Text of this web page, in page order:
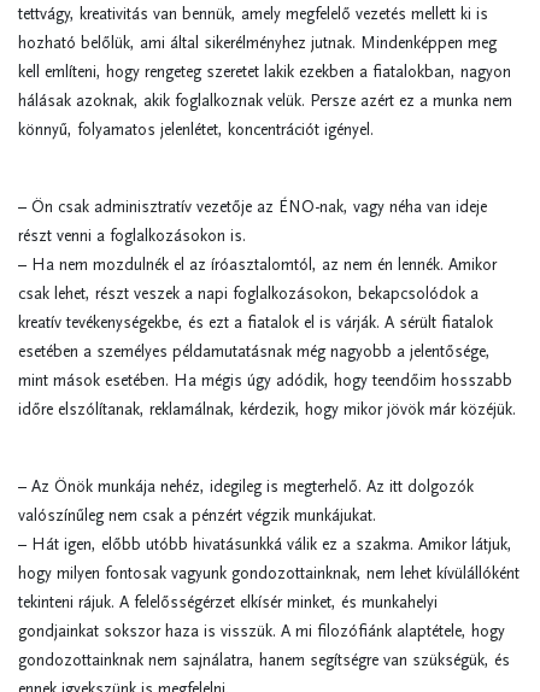
tettvágy, kreativitás van bennük, amely megfelelő vezetés mellett ki is
hozható belőlük, ami által sikerélményhez jutnak. Mindenképpen meg
kell említeni, hogy rengeteg szeretet lakik ezekben a fiatalokban, nagyon
hálásak azoknak, akik foglalkoznak velük. Persze azért ez a munka nem
könnyű, folyamatos jelenlétet, koncentrációt igényel.
– Ön csak adminisztratív vezetője az ÉNO-nak, vagy néha van ideje
részt venni a foglalkozásokon is.
– Ha nem mozdulnék el az íróasztalomtól, az nem én lennék. Amikor
csak lehet, részt veszek a napi foglalkozásokon, bekapcsolódok a
kreatív tevékenységekbe, és ezt a fiatalok el is várják. A sérült fiatalok
esetében a személyes példamutatásnak még nagyobb a jelentősége,
mint mások esetében. Ha mégis úgy adódik, hogy teendőim hosszabb
időre elszólítanak, reklamálnak, kérdezik, hogy mikor jövök már közéjük.
– Az Önök munkája nehéz, idegileg is megterhelő. Az itt dolgozók
valószínűleg nem csak a pénzért végzik munkájukat.
– Hát igen, előbb utóbb hivatásunkká válik ez a szakma. Amikor látjuk,
hogy milyen fontosak vagyunk gondozottainknak, nem lehet kívülállóként
tekinteni rájuk. A felelősségérzet elkísér minket, és munkahelyi
gondjainkat sokszor haza is visszük. A mi filozófiánk alaptétele, hogy
gondozottainknak nem sajnálatra, hanem segítségre van szükségük, és